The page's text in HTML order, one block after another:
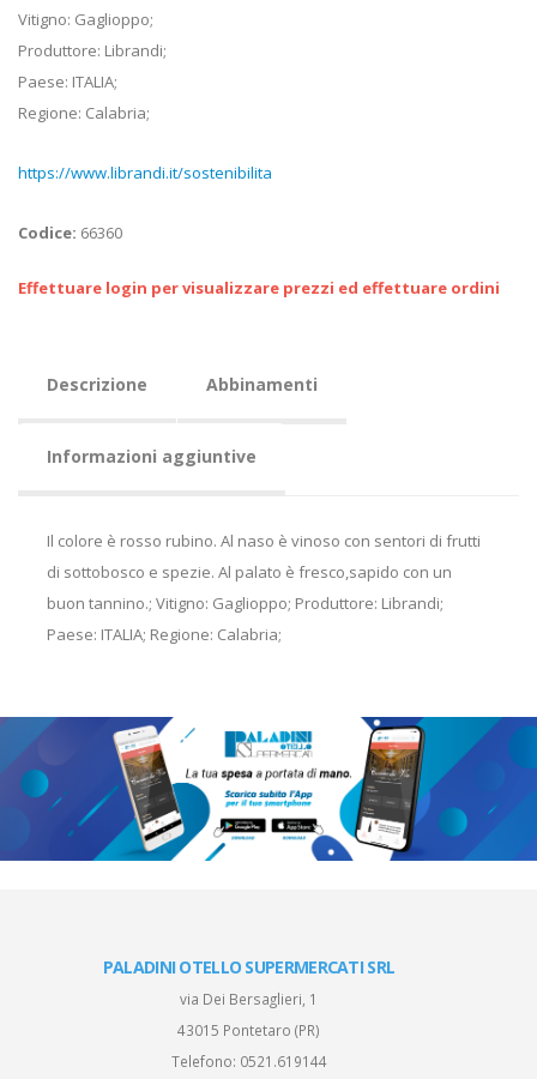
Vitigno: Gaglioppo;
Produttore: Librandi;
Paese: ITALIA;
Regione: Calabria;
https://www.librandi.it/sostenibilita
Codice: 66360
Effettuare login per visualizzare prezzi ed effettuare ordini
Descrizione Abbinamenti
Informazioni aggiuntive
Il colore è rosso rubino. Al naso è vinoso con sentori di frutti
di sottobosco e spezie. Al palato è fresco,sapido con un
buon tannino.; Vitigno: Gaglioppo; Produttore: Librandi;
Paese: ITALIA; Regione: Calabria;
PALADINI OTELLO SUPERMERCATI SRL
via Dei Bersaglieri, 1
43015 Pontetaro (PR)
Telefono: 0521.619144